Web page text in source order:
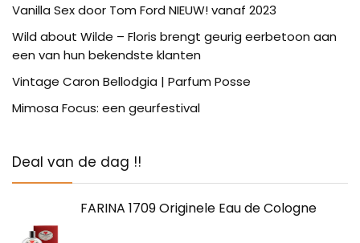
Vanilla Sex door Tom Ford NIEUW! vanaf 2023
Wild about Wilde – Floris brengt geurig eerbetoon aan
een van hun bekendste klanten
Vintage Caron Bellodgia | Parfum Posse
Mimosa Focus: een geurfestival
Deal van de dag !!
FARINA 1709 Originele Eau de Cologne